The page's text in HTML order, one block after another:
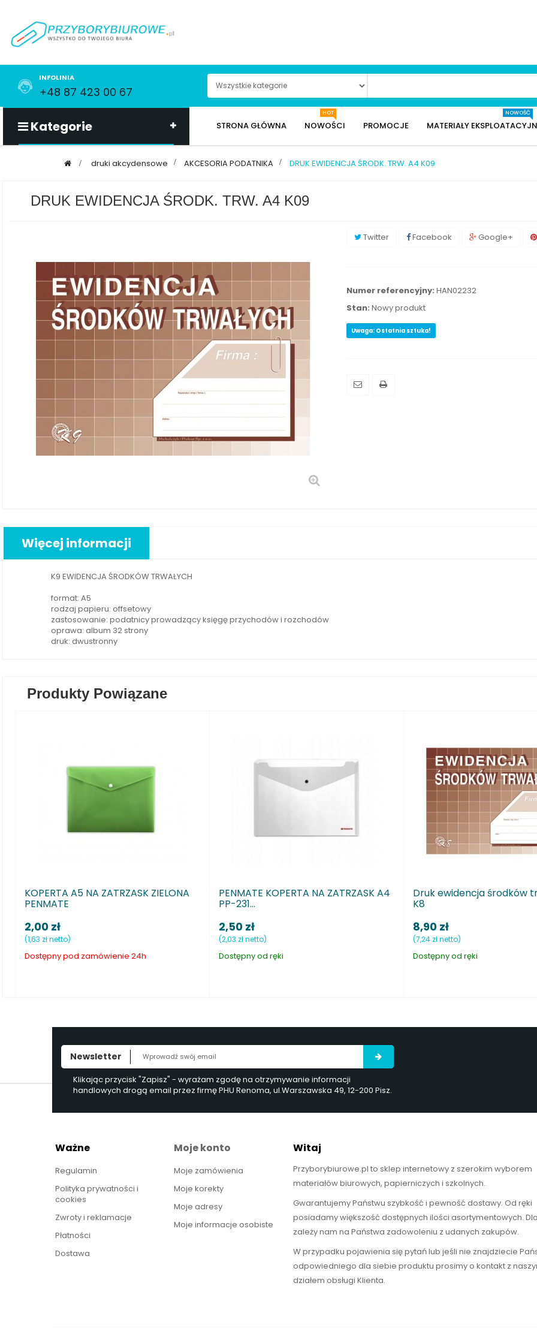
INFOLINIA
+48 87 423 00 67
Kategorie STRONA GŁÓWNA NOWOŚCI
HOT
PROMOCJE MATERIAŁY
NOWOŚĆ
> druki akcydensowe > AKCESORIA PODATNIKA > DRUK EWIDENCJA ŚRODK. TRW. A4 K09
DRUK EWIDENCJA ŚRODK. TRW. A4 K09
Twitter Facebook Google+
Numer referencyjny: HAN02232
Stan: Nowy produkt
Uwaga: Ostatnia sztuka!
Więcej informacji
K9 EWIDENCJA ŚRODKÓW TRWAŁYCH
format: A5
rodzaj papieru: offsetowy
zastosowanie: podatnicy prowadzący księgę przychodów i rozchodów
oprawa: album 32 strony
druk: dwustronny
Produkty Powiązane
PENMATE KOPERTA NA ZATRZASK A4
PP-231...
2,50 zł
(2,03 zł netto)
Dostępny od ręki
Druk ewidencja środków trwałych A5
8,90 zł
(7,24 zł netto)
Dostępny od ręki
Druk ewidencja przychodu
NOWY WZÓR
7,80 zł
(6,34 zł netto)
Dostępny pod zamówienie 24h
Newsletter
Klikając przycisk "Zapisz" - wyrażam zgodę na otrzymywanie informacji
handlowych drogą email przez firmę PHU Renoma, ul.Warszawska 49, 12-200 Pisz.
Ważne
Regulamin
Polityka prywatności i
cookies
Zwroty i reklamacje
Płatności
Dostawa
Moje konto
Moje zamówienia
Moje korekty
Moje adresy
Moje informacje osobiste
Witaj
Przyborybiurowe.pl to sklep internetowy z szerokim wyborem
materiałów biurowych, papierniczych i szkolnych.
Gwarantujemy Państwu szybkość i pewność dostawy. Od ręki
posiadamy większość dostępnych ilości asortymentowych.
zależy nam na Państwa zadowoleniu z udanych zakupów.
W przypadku pojawienia się pytań lub jeśli nie znajdziecie
odpowiedniego dla siebie produktu prosimy o kontakt z
działem obsługi Klienta.